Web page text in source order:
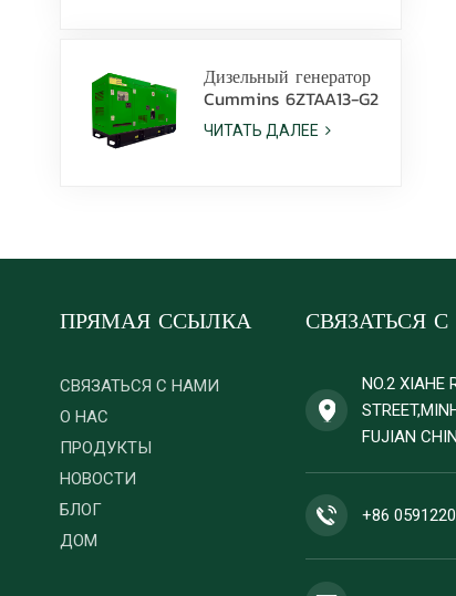
Дизельный генератор
Cummins 6ZTAA13-G2
мощностью 425 кВА,
предназначенный для
ЧИТАТЬ ДАЛЕЕ
ПРЯМАЯ ССЫЛКА
СВЯЗАТЬСЯ С НАМИ
О НАС
ПРОДУКТЫ
НОВОСТИ
БЛОГ
ДОМ
СВЯЗАТЬСЯ
NO.2 XIAHE
FUJIAN
+86